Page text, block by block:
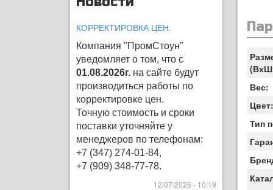
КОРРЕКТИРОВКА ЦЕН.
Компания "ПромСтоун"
уведомляет о том, что с
01.08.2026г. на сайте будут
производиться работы по
корректировке цен.
Точную стоимость и сроки
поставки уточняйте у
менеджеров по телефонам:
+7 (347) 274-01-84,
+7 (909) 348-77-78.
12/07/2026 - 10:19
Вес:
Тип